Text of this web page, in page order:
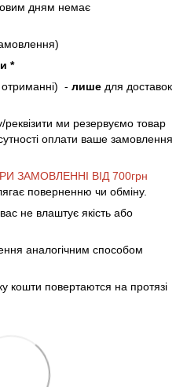
дням немає
*
- лише для доставок
ми резервуємо товар
оплати ваше замовлення
ЗАМОВЛЕННІ ВІД 700грн
поверненню чи обміну.
не влаштує якість або
аналогічним способом
кошти повертаются на протязі